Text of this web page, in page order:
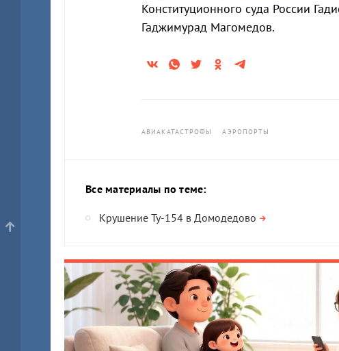
Конституционного суда России
Гаджимурад Магомедов.
АВИАКАТАСТРОФЫ АЭРОПОРТЫ
Все материалы по теме:
Крушение Ту-154 в Домодедово